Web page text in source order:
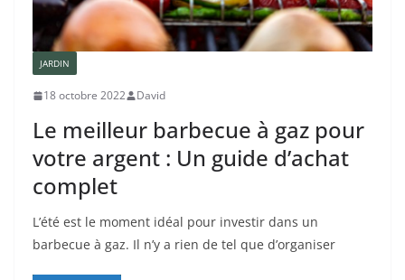
JARDIN
18 octobre 2022 David
Le meilleur barbecue à gaz pour
votre argent : Un guide d’achat
complet
L’été est le moment idéal pour investir dans un
barbecue à gaz. Il n’y a rien de tel que d’organiser